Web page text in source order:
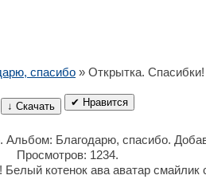
спасибо » Открытка.
↓ Скачать ✔ Нравится
Альбом: Благодарю, спасибо.
Просмотров: 1234.
котенок ава аватар смайлик